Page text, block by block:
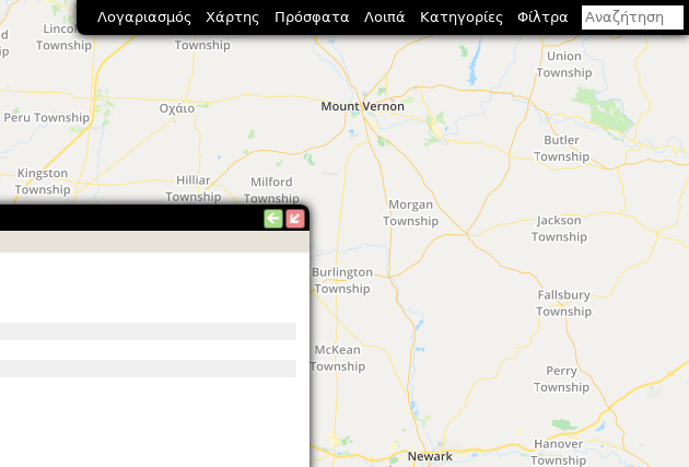
Λογαριασμός Χάρτης Πρόσφατα Λοιπά Κατηγορίες Φίλτρα